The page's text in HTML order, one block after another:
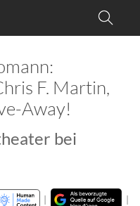
F. Martin,
Away!
bei
|
|